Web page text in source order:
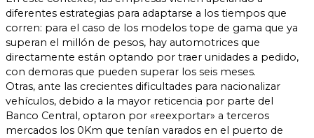
diferentes estrategias para adaptarse a los tiempos que
corren: para el caso de los modelos tope de gama que ya
superan el millón de pesos, hay automotrices que
directamente están optando por traer unidades a pedido,
con demoras que pueden superar los seis meses.
Otras, ante las crecientes dificultades para nacionalizar
vehículos, debido a la mayor reticencia por parte del
Banco Central, optaron por «reexportar» a terceros
mercados los 0Km que tenían varados en el puerto de